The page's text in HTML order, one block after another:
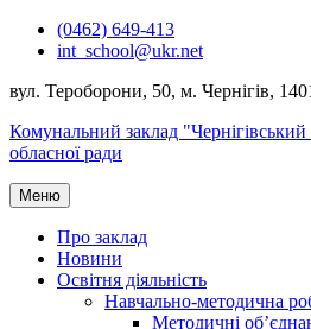
Перейти(0462) 649-413
int_school@ukr.net
вул. Тероборони, 50, м. Чернігів,
Комунальний заклад "Чернігівський
обласної ради
Меню
Про заклад
Новини
Освітня діяльність
Навчально-методична
Методичні